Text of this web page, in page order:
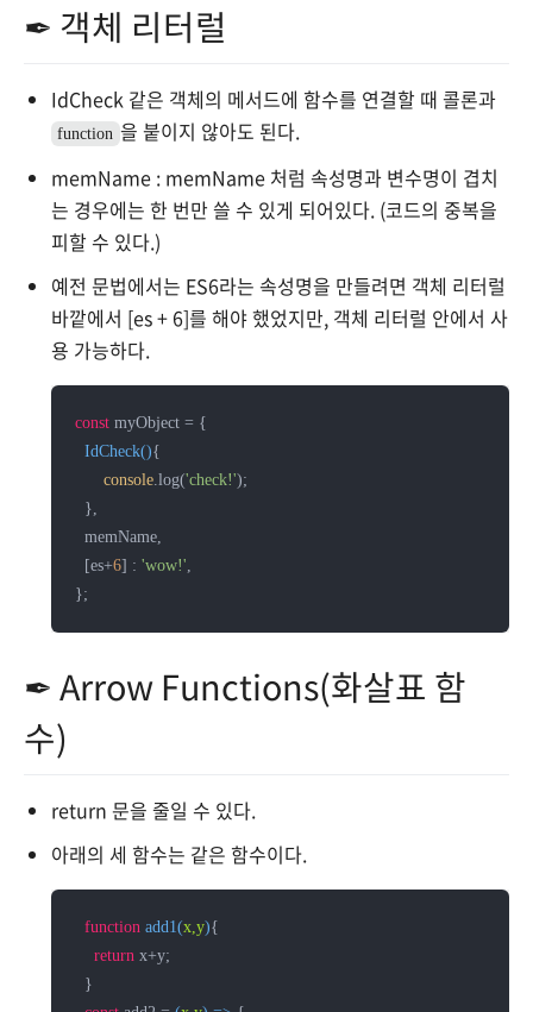
✒ 객체 리터럴
IdCheck 같은 객체의 메서드에 함수를 연결할 때 콜론과
function 을 붙이지 않아도 된다.
memName : memName 처럼 속성명과 변수명이 겹치
는 경우에는 한 번만 쓸 수 있게 되어있다. (코드의 중복을
피할 수 있다.)
예전 문법에서는 ES6라는 속성명을 만들려면 객체 리터럴
바깥에서 [es + 6]를 해야 했었지만, 객체 리터럴 안에서 사
용 가능하다.
const myObject = {
IdCheck(){
console .log('check!');
  },
  memName,
  [es+
6] : 'wow!'
✒ Arrow Functions(화살표 함
수)
return 문을 줄일 수 있다.
아래의 세 함수는 같은 함수이다.
function add1(x,y){
return x+y;
  }